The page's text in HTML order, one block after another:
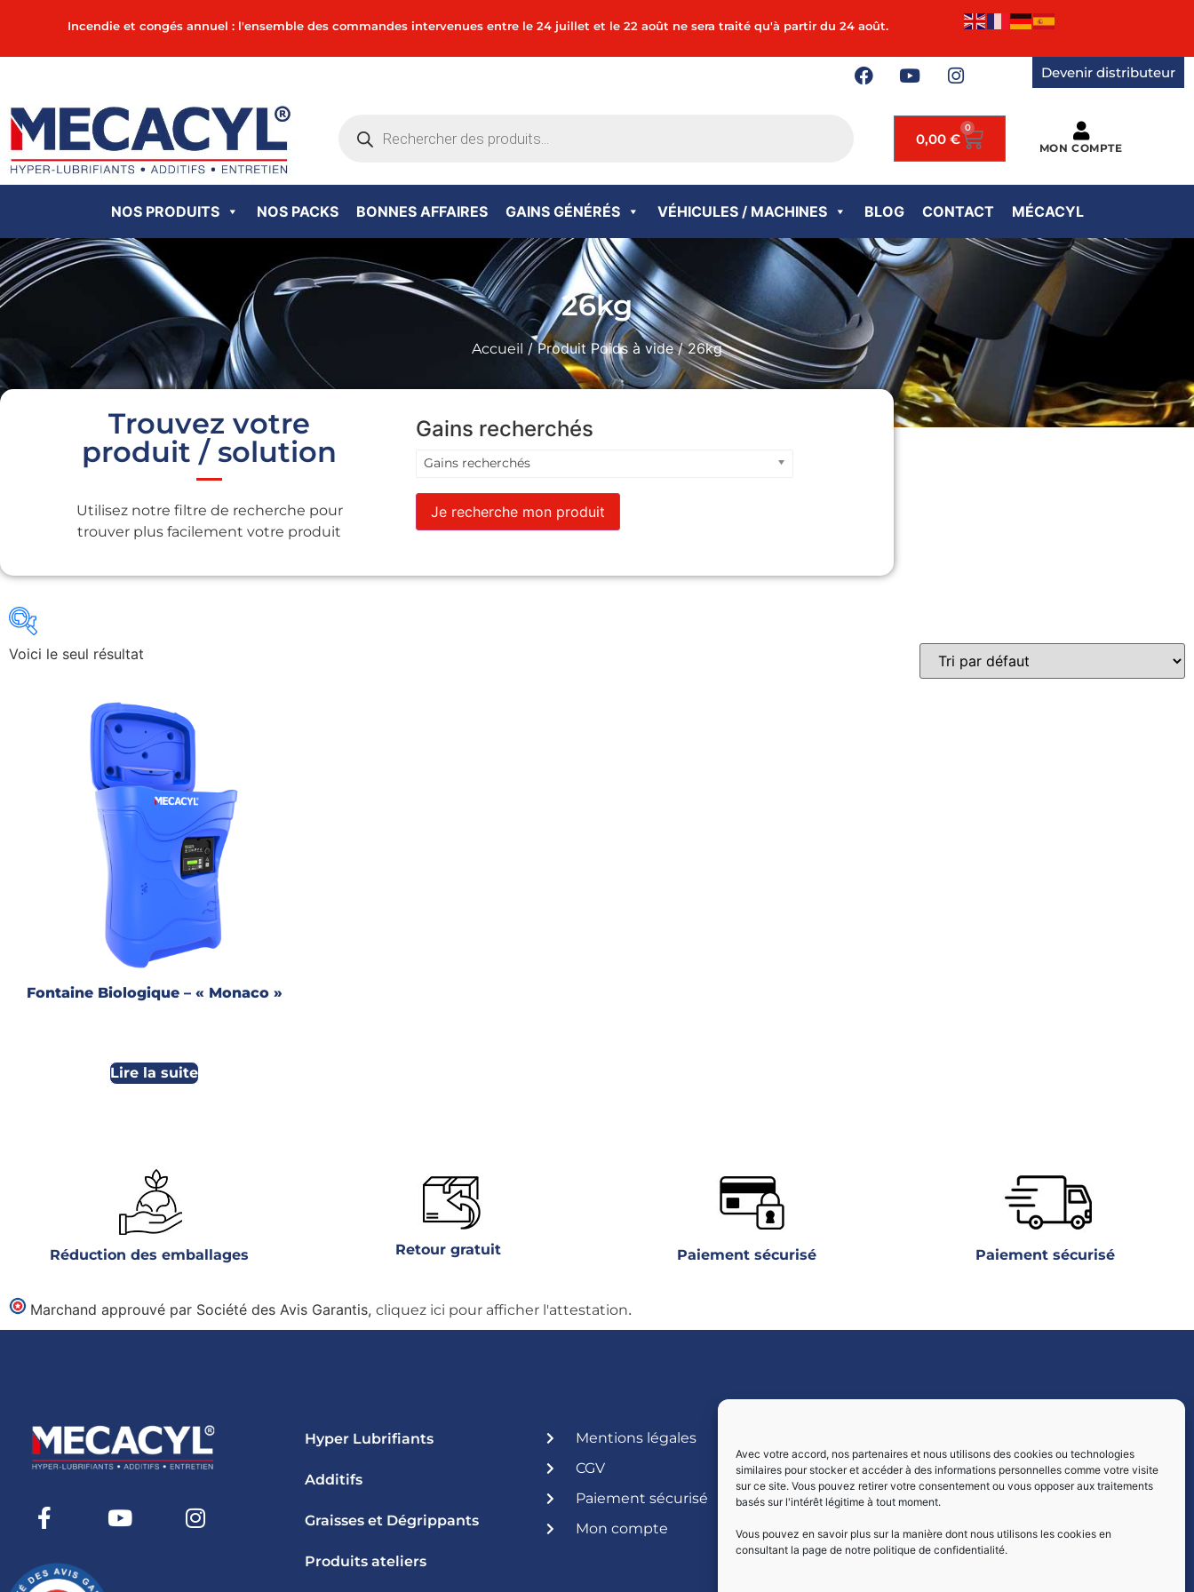
Avec votre accord, nos partenaires et nous utilisons des cookies ou technologies
similaires pour stocker et accéder à des informations personnelles comme votre visite
sur ce site. Vous pouvez retirer votre consentement ou vous opposer aux traitements
basés sur l'intérêt légitime à tout moment.
Vous pouvez en savoir plus sur la manière dont nous utilisons les cookies en
consultant la page de notre politique de confidentialité.
Incendie et congés annuel : l'ensemble des commandes intervenues entre le 24 juillet et le 22 août ne sera traité qu'à partir du 24 août.
Devenir distributeur
0,00€
0
MON COMPTE
NOS PRODUITS NOS PACKS BONNES AFFAIRES GAINS GÉNÉRÉS VÉHICULES / MACHINES BLOG CONTACT MÉCACYL
26kg
Accueil / Produit Poids à vide / 26kg
Trouvez votre
produit / solution
Utilisez notre filtre de recherche pour
trouver plus facilement votre produit
Gains recherchés
Gains recherchés
Je recherche mon produit
Gains recherchés
Voici le seul résultat
Fontaine Biologique – « Monaco »
Lire la suite
Réduction des emballages Retour gratuit Paiement sécurisé Paiement sécurisé
Marchand approuvé par Société des Avis Garantis, cliquez ici pour afficher l'attestation.
Hyper Lubrifiants
Additifs
Graisses et Dégrippants
Produits ateliers
Mentions légales
CGV
Paiement sécurisé
Mon compte
Paiement sécurisé